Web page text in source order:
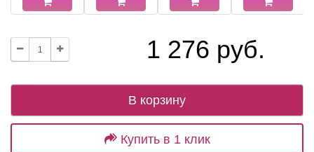
1 276 руб.
В корзину
Купить в 1 клик